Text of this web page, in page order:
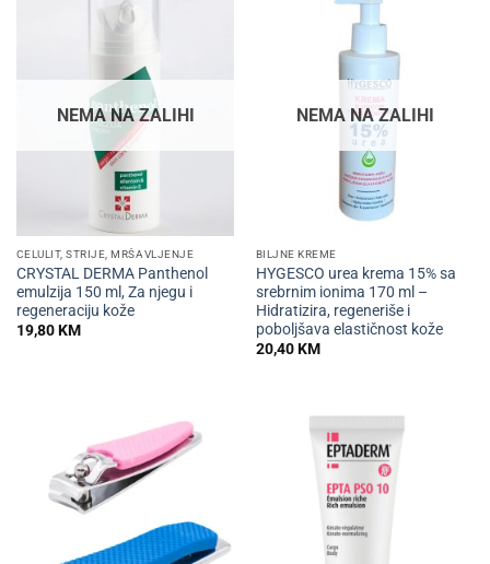
NEMA NA ZALIHI
CELULIT, STRIJE, MRŠAVLJENJE
CRYSTAL DERMA Panthenol
emulzija 150 ml, Za njegu i
regeneraciju kože
19,80KM
NEMA NA ZALIHI
BILJNE KREME
HYGESCO urea krema 15% sa
srebrnim ionima 170 ml –
Hidratizira, regeneriše i
poboljšava elastičnost kože
20,40KM